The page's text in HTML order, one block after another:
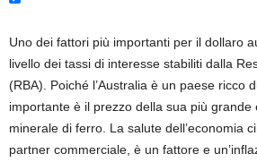
Uno dei fattori più importanti per il dollaro
livello dei tassi di interesse stabiliti dalla
(RBA). Poiché l’Australia è un paese ricco
importante è il prezzo della sua più grande
minerale di ferro. La salute dell’economia
partner commerciale, è un fattore e